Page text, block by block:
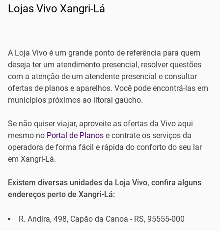
Lojas Vivo Xangri-Lá
A Loja Vivo é um grande ponto de referência para quem
deseja ter um atendimento presencial, resolver questões
com a atenção de um atendente presencial e consultar
ofertas de planos e aparelhos. Você pode encontrá-las em
municípios próximos ao litoral gaúcho.
Se não quiser viajar, aproveite as ofertas da Vivo aqui
mesmo no Portal de Planos e contrate os serviços da
operadora de forma fácil e rápida do conforto do seu lar
em Xangri-Lá.
Existem diversas unidades da Loja Vivo, confira alguns
endereços perto de Xangri-Lá:
R. Andira, 498, Capão da Canoa - RS, 95555-000